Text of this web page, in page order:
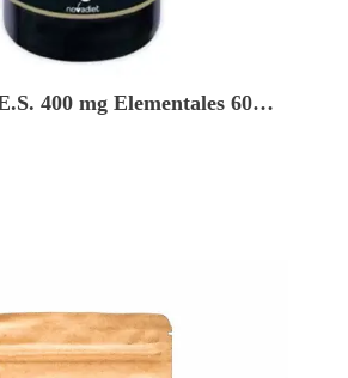
400 mg Elementales 60